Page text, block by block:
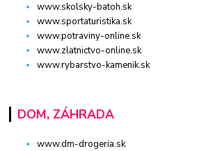
www.skolsky-batoh.sk
www.sportaturistika.sk
www.potraviny-online.sk
www.zlatnictvo-online.sk
www.rybarstvo-kamenik.sk
DOM, ZÁHRADA
www.dm-drogeria.sk